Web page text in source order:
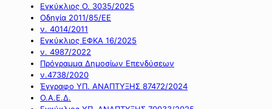
Εγκύκλιος Ο. 3035/2025
Οδηγία 2011/85/ΕΕ
ν. 4014/2011
Εγκύκλιος ΕΦΚΑ 16/2025
ν. 4987/2022
Πρόγραμμα Δημοσίων Επενδύσεων
ν.4738/2020
Έγγραφο ΥΠ. ΑΝΑΠΤΥΞΗΣ 87472/2024
Ο.Α.Ε.Δ.